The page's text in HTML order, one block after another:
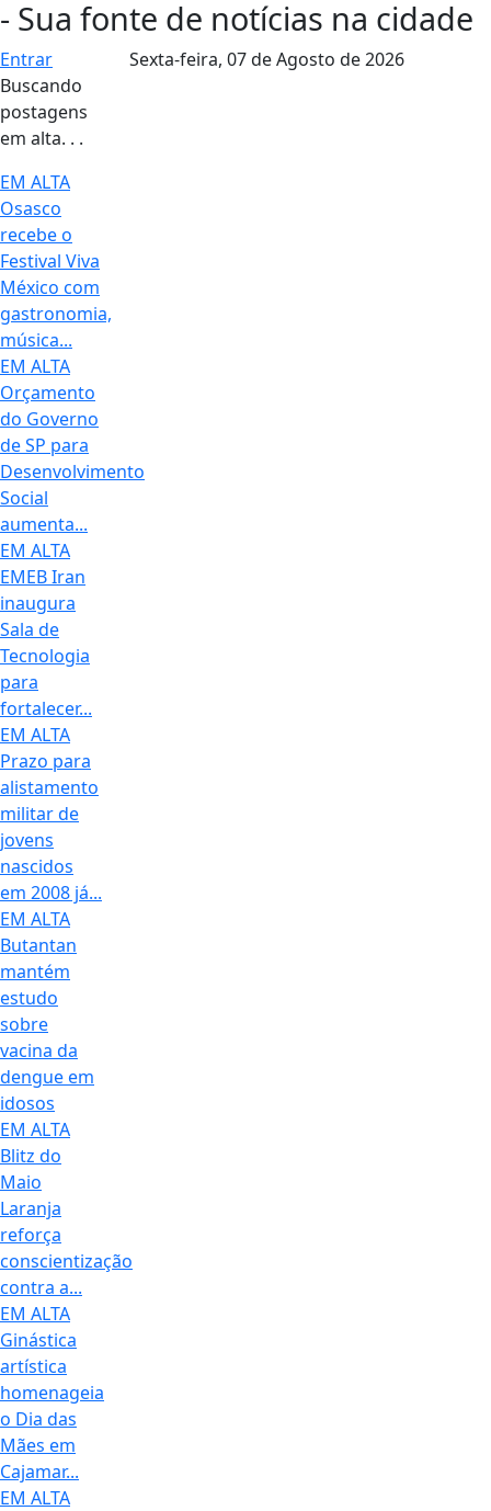
- Sua fonte de notícias na cidade
Entrar
Buscando
postagens
em alta. . .
EM ALTA
Osasco
recebe o
Festival Viva
México com
gastronomia,
música...
EM ALTA
Orçamento
do Governo
de SP para
Desenvolvimento
Social
aumenta...
EM ALTA
EMEB Iran
inaugura
Sala de
Tecnologia
para
fortalecer...
EM ALTA
Prazo para
alistamento
militar de
jovens
nascidos
em 2008 já...
EM ALTA
Butantan
mantém
estudo
sobre
vacina da
dengue em
idosos
EM ALTA
Blitz do
Maio
Laranja
reforça
conscientização
contra a...
EM ALTA
Ginástica
artística
homenageia
o Dia das
Mães em
Cajamar...
EM ALTA
Sexta-feira, 07 de Agosto de 2026